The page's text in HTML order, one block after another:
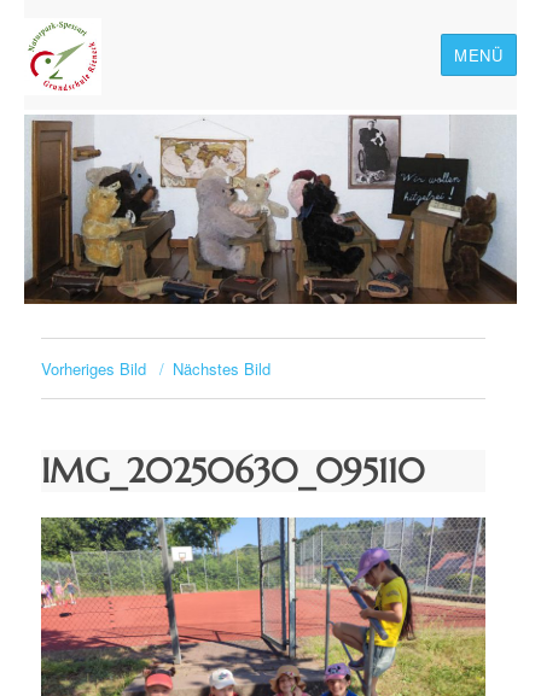
MENÜ
Vorheriges Bild Nächstes Bild
IMG_20250630_095110